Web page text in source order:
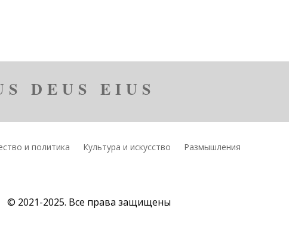
DEUS EIUS
и политика Культура и искусство
Размышления
© 2021-2025. Все права защищены